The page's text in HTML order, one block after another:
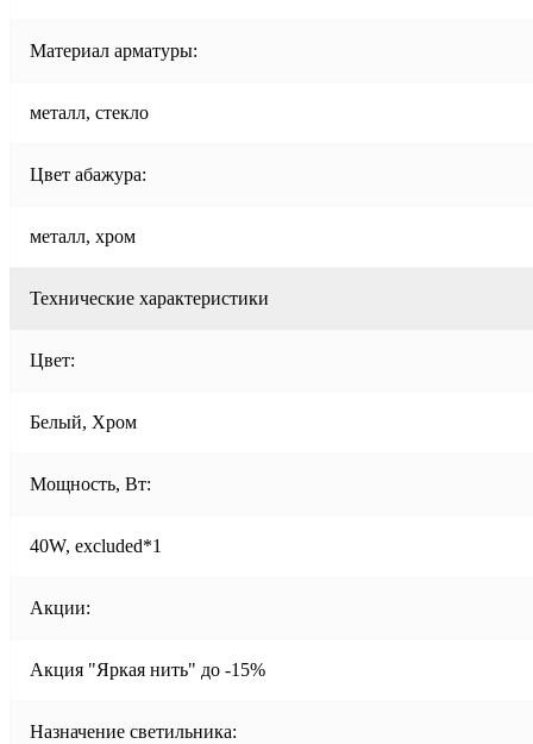
Материал арматуры:
металл, стекло
Цвет абажура:
металл, хром
Технические характеристики
Цвет:
Белый, Хром
Мощность, Вт:
40W, excluded*1
Акции:
Акция "Яркая нить" до -15%
Назначение светильника: